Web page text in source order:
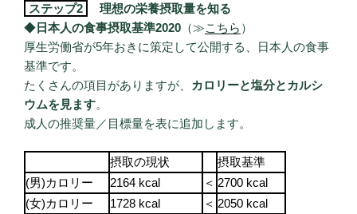
ステップ2
理想の栄養摂取量を知る
◆ 日本人の食事摂取基準2020 （≫こちら ）
厚生労働省が5年おきに策定して公開する、日本人の食事
基準です。
たくさんの項目がありますが、
カロリーと塩分とカルシ
ウムを見ます。
成人の推奨量／目標量を表に追加します。
摂取の現状
摂取基準
(男)カロリー
2164 kcal ＜ 2700 kcal
(女)カロリー
1728 kcal ＜ 2050 kcal